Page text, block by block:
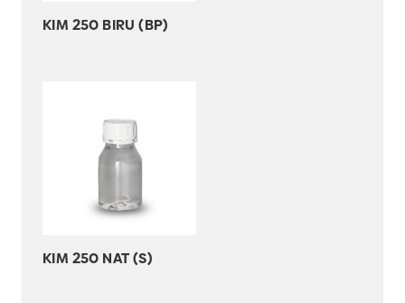
KIM 250 BIRU (BP)
KIM 250 NAT (S)